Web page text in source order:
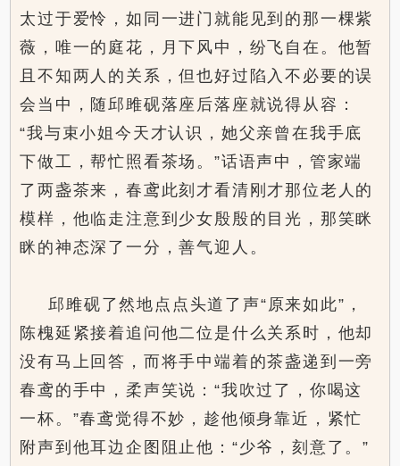
太过于爱怜，如同一进门就能见到的那一棵紫
薇，唯一的庭花，月下风中，纷飞自在。他暂
且不知两人的关系，但也好过陷入不必要的误
会当中，随邱雎砚落座后落座就说得从容：
“我与束小姐今天才认识，她父亲曾在我手底
下做工，帮忙照看茶场。”话语声中，管家端
了两盏茶来，春鸢此刻才看清刚才那位老人的
模样，他临走注意到少女殷殷的目光，那笑眯
眯的神态深了一分，善气迎人。
邱雎砚了然地点点头道了声“原来如此”，
陈槐延紧接着追问他二位是什么关系时，他却
没有马上回答，而将手中端着的茶盏递到一旁
春鸢的手中，柔声笑说：“我吹过了，你喝这
一杯。”春鸢觉得不妙，趁他倾身靠近，紧忙
附声到他耳边企图阻止他：“少爷，刻意了。”